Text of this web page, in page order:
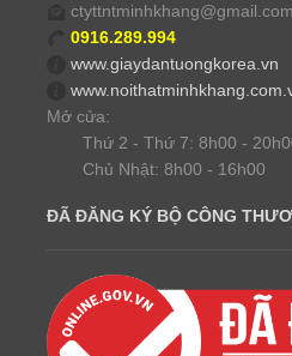
ctyttntminhkhang@gmail.com
0916.289.994
www.giaydantuongkorea.vn
Mở cửa:
Thứ 2 - Thứ 7: 8h00 -
Chủ Nhật: 8h00 - 16h00
ĐÃ ĐĂNG KÝ BỘ CÔNG